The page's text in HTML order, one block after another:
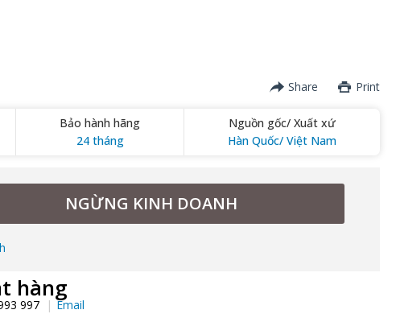
Share Print
Bảo hành hãng
24 tháng
Nguồn gốc/ Xuất xứ
Hàn Quốc/ Việt Nam
NGỪNG KINH DOANH
hàng
997 Email